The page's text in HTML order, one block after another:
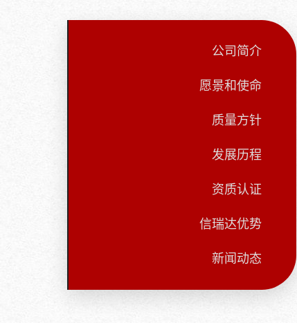
公司简介
愿景和使命
质量方针
发展历程
资质认证
信瑞达优势
新闻动态